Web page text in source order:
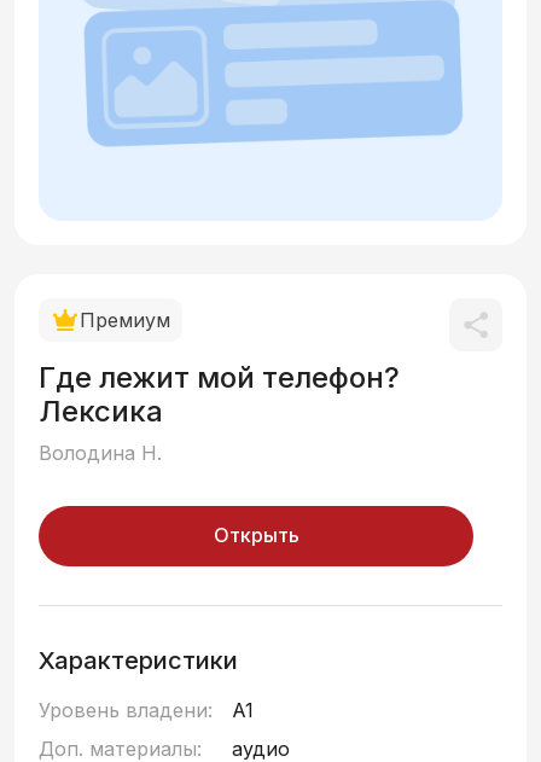
Премиум
Где лежит мой телефон?
Лексика
Володина Н.
Открыть
Характеристики
Уровень владени:
A1
Доп. материалы:
аудио